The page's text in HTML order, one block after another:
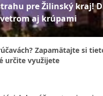
pre Žilinský kraj!
aj krúpami
Zapamätajte si
určite využijete